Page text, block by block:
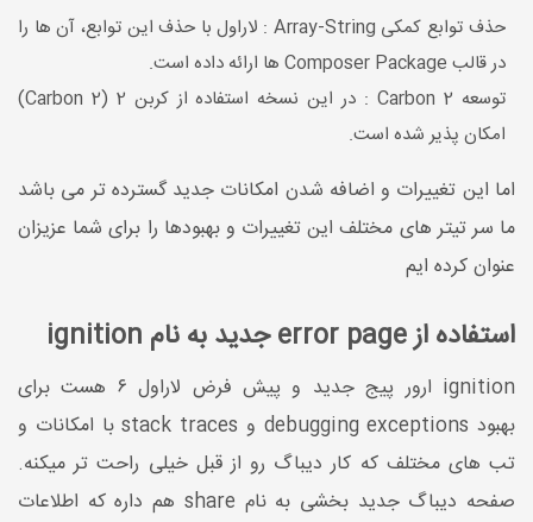
حذف توابع کمکی Array-String : لاراول با حذف این توابع، آن ها را
در قالب Composer Package ها ارائه داده است.
توسعه Carbon 2 : در این نسخه استفاده از کربن 2 (Carbon 2)
امکان پذیر شده است.
اما این تغییرات و اضافه شدن امکانات جدید گسترده تر می باشد
ما سر تیتر های مختلف این تغییرات و بهبودها را برای شما عزیزان
عنوان کرده ایم
استفاده از error page جدید به نام ignition
ignition ارور پیج جدید و پیش فرض لاراول ۶ هست برای
بهبود debugging exceptions و stack traces با امکانات و
تب های مختلف که کار دیباگ رو از قبل خیلی راحت تر میکنه.
صفحه دیباگ جدید بخشی به نام share هم داره که اطلاعات